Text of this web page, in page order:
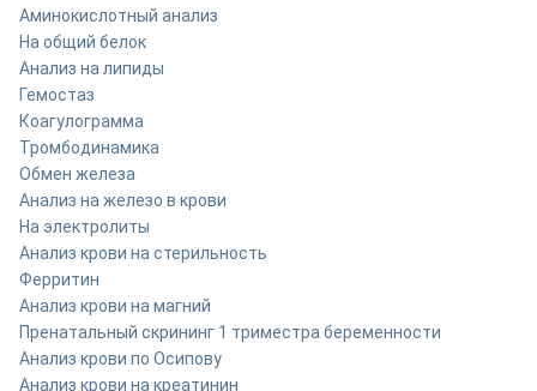
Аминокислотный анализ
На общий белок
Анализ на липиды
Гемостаз
Коагулограмма
Тромбодинамика
Обмен железа
Анализ на железо в крови
На электролиты
Анализ крови на стерильность
Ферритин
Анализ крови на магний
Пренатальный скрининг 1 триместра беременности
Анализ крови по Осипову
Анализ крови на креатинин